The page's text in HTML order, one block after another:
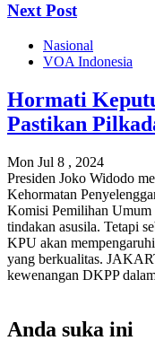
Next Post
Nasional
VOA Indonesia
Hormati
Pastikan
Mon Jul 8 , 2024
Presiden Joko Widodo
Kehormatan
Komisi Pemilihan
tindakan asusila. Tetapi
KPU akan
yang berkualitas.
kewenangan DKPP
Anda suka ini